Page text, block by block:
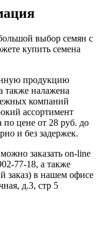
выбор семян с
купить семена
продукцию
также налажена
компаний
ассортимент
по цене от 28 руб. до
и без задержек.
заказать on-line
77-18, а также
заказ) в нашем офисе
д.3, стр 5